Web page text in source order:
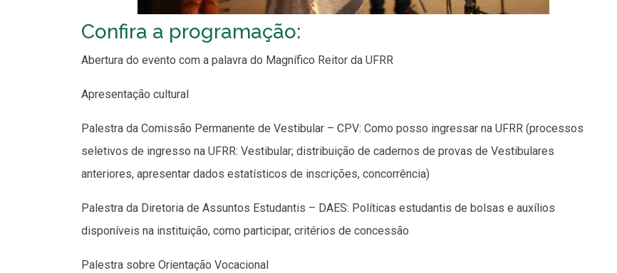
Confira a programação:
Abertura do evento com a palavra do Magnífico Reitor da UFRR
Apresentação cultural
Palestra da Comissão Permanente de Vestibular – CPV: Como posso ingressar na UFRR (processos
seletivos de ingresso na UFRR: Vestibular; distribuição de cadernos de provas de Vestibulares
anteriores, apresentar dados estatísticos de inscrições, concorrência)
Palestra da Diretoria de Assuntos Estudantis – DAES: Políticas estudantis de bolsas e auxílios
disponíveis na instituição, como participar, critérios de concessão
Palestra sobre Orientação Vocacional